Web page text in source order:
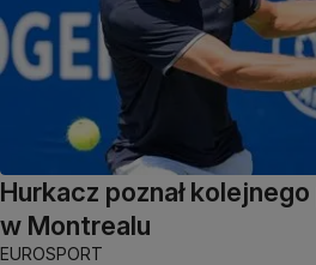
Hurkacz poznał
w Montrealu
EUROSPORT